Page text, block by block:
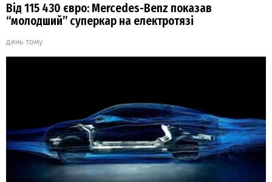
Від 115 430 євро: Mercedes-Benz показав
“молодший” суперкар на електротязі
день тому